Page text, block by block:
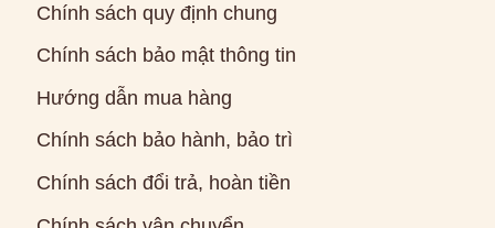
Chính sách quy định chung
Chính sách bảo mật thông tin
Hướng dẫn mua hàng
Chính sách bảo hành, bảo trì
Chính sách đổi trả, hoàn tiền